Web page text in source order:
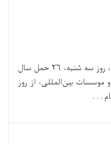
قرار است اداره ملی آمادگی مبارزه با حوادث،‌ روز سه شنبه، ۲۶ حمل سال
موسسات بین‌المللی، از روز
. . .